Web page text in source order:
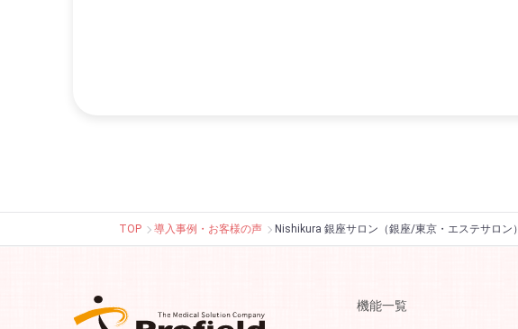
TOP 導入事例・お客様の声 Nishikura 銀座サロン（銀座/東京・エステサロン）
機能一覧